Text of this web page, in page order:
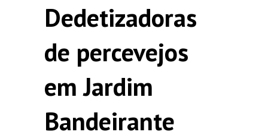
Dedetizadoras
de percevejos
em Jardim
Bandeirante